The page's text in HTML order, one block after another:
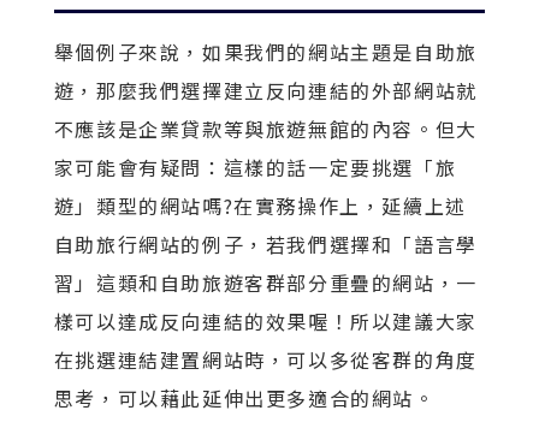
舉個例子來說，如果我們的網站主題是自助旅
遊，那麼我們選擇建立反向連結的外部網站就
不應該是企業貸款等與旅遊無館的內容。但大
家可能會有疑問：這樣的話一定要挑選「旅
遊」類型的網站嗎?在實務操作上，延續上述
自助旅行網站的例子，若我們選擇和「語言學
習」這類和自助旅遊客群部分重疊的網站，一
樣可以達成反向連結的效果喔！所以建議大家
在挑選連結建置網站時，可以多從客群的角度
思考，可以藉此延伸出更多適合的網站。